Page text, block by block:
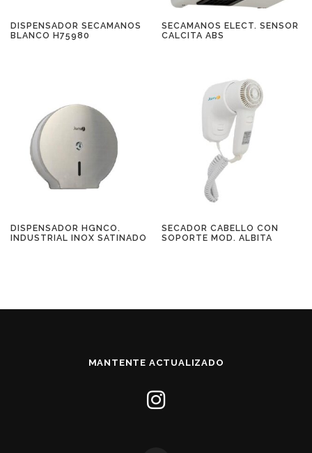
DISPENSADOR SECAMANOS
BLANCO H75980
SECAMANOS ELECT. SENSOR
CALCITA ABS
DISPENSADOR HGNCO.
INDUSTRIAL INOX SATINADO
SECADOR CABELLO CON
SOPORTE MOD. ALBITA
MANTENTE ACTUALIZADO